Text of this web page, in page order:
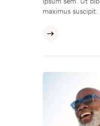
maximus suscipit.